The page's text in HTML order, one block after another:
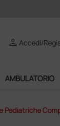
personAccedi/
AMBULATORIO
Pediatriche